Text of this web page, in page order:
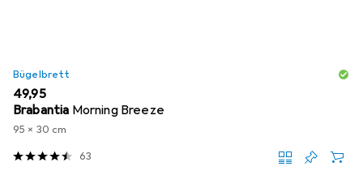
Bügelbrett
EUR
49,95
Brabantia Morning Breeze
95 x 30 cm
63